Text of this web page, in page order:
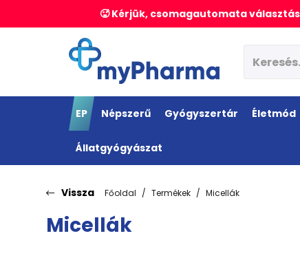
🥵 Kérjük, csomagautomata
EP Népszerű Gyógyszertár Életmód
Állatgyógyászat
Vissza Főoldal Termékek Micellák
Micellák